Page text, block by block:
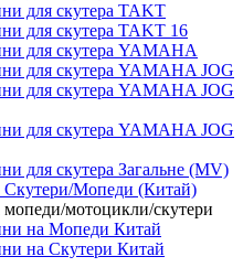
для скутера TAKT
для скутера TAKT 16
для скутера YAMAHA
для скутера YAMAHA JOG
для скутера YAMAHA JOG
для скутера YAMAHA JOG
для скутера Загальне (MV)
Скутери/Мопеди (Китай)
мопеди/мотоцикли/скутери
на Мопеди Китай
на Скутери Китай